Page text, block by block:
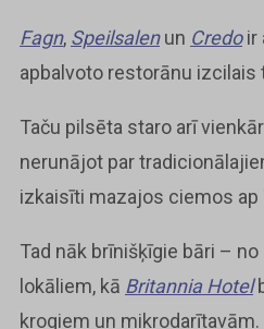
Fagn, Speilsalenun Credoir
apbalvoto restorānu izcilais
Taču pilsēta staro arī
nerunājot par
izkaisīti mazajos ciemos ap
Tad nāk brīnišķīgie bāri –
lokāliem, kā Britannia Hotel
krogiem un mikrodarītavām.